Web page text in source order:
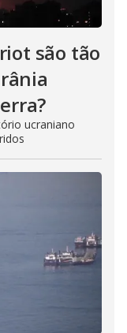
são tão
ucraniano